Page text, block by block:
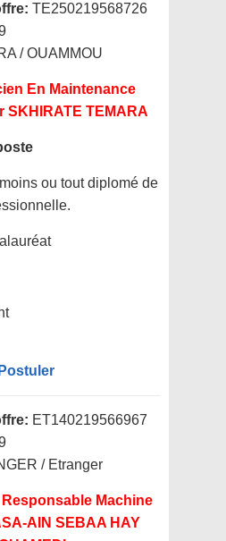
TE250219568726
/ OUAMMOU
En Maintenance
SKHIRATE TEMARA
ou tout diplomé de
Postuler
ET140219566967
/ Etranger
Machine
AIN SEBAA HAY